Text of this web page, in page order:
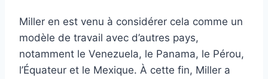
Miller en est venu à considérer cela comme un
modèle de travail avec d’autres pays,
notamment le Venezuela, le Panama, le Pérou,
l’Équateur et le Mexique. À cette fin, Miller a